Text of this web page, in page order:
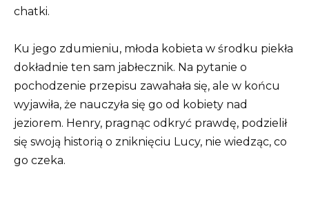
chatki.
Ku jego zdumieniu, młoda kobieta w środku piekła
dokładnie ten sam jabłecznik. Na pytanie o
pochodzenie przepisu zawahała się, ale w końcu
wyjawiła, że nauczyła się go od kobiety nad
jeziorem. Henry, pragnąc odkryć prawdę, podzielił
się swoją historią o zniknięciu Lucy, nie wiedząc, co
go czeka.